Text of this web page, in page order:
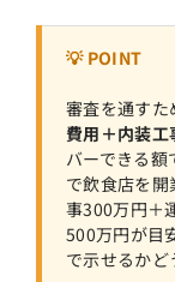
💡 POINT
審査を通すた
費用＋内装工
バーできる
で飲食店を
事300万円＋
500万円が目
で示せるかど